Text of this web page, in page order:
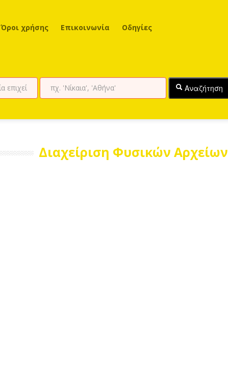
Όροι χρήσης Επικοινωνία Οδηγίες
Αναζήτηση
Διαχείριση Φυσικών Αρχείων